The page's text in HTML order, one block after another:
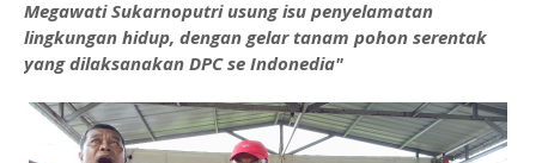
Megawati Sukarnoputri usung isu penyelamatan
lingkungan hidup, dengan gelar tanam pohon serentak
yang dilaksanakan DPC se Indonedia"